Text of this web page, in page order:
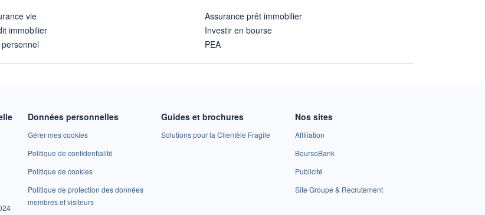
vie
immobilier
personnel
Assurance prêt immobilier
Investir en bourse
PEA
Données personnelles
Gérer mes cookies
Politique de confidentialité
Politique de cookies
Politique de protection des données
membres et visiteurs
Guides et brochures
Solutions pour la Clientèle Fragile
Nos sites
Affiliation
BoursoBank
Publicité
Site Groupe & Recrutement